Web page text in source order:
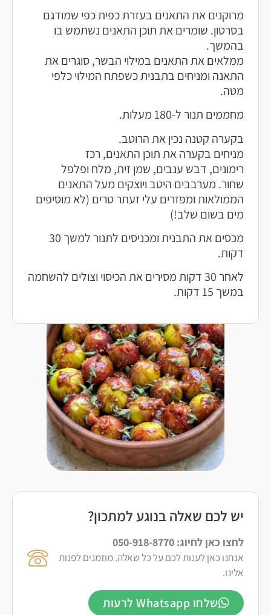
מרוקנים את התאנים בעזרת כפית כפי שמודגם
בסרטון. שומרים את תוכן התאנים נשתמש בו
בהמשך.
ממלאים את התאנים במילוי הבשר, סוגרים את
התאנה ומניחים בתבנית כשפתח המילוי כלפי
מטה.
מחממים תנור ל-180 מעלות.
בקערה קטנה נכין את הרוטב.
מניחים בקערה את תוכן התאנים, רכז
רימונים, דבש ענבים, שמן זית, מלח ופלפל
שחור. מערבבים היטב ויוצקים מעל התאנים
הממולאות ומפזרים עלי זעתר טרים (לא מוסיפים
מים בשום שלב!)
מכסים את התבנית ומכניסים לתנור למשך 30
דקות.
לאחר 30 דקות מסירים את הכיסוי וצולים להשחמה
במשך 15 דקות.
יש לכם שאלה בנוגע למתכון?
לחצו כאן לחיוג: 050-918-8770
אנחנו כאן לענות לכם על כל שאלה. מוזמנים לפנות
אלינו.
שלחו Whatsapp לרעות